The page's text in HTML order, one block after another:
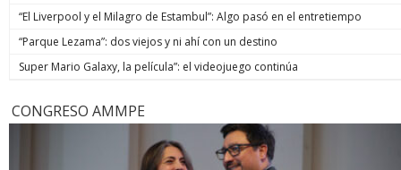
“El Liverpool y el Milagro de Estambul”: Algo pasó en el entretiempo
“Parque Lezama”: dos viejos y ni ahí con un destino
Super Mario Galaxy, la película”: el videojuego continúa
CONGRESO AMMPE